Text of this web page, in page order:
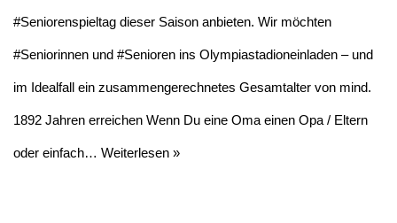
#Seniorenspieltag dieser Saison anbieten. Wir möchten
#Seniorinnen und #Senioren ins Olympiastadioneinladen – und
im Idealfall ein zusammengerechnetes Gesamtalter von mind.
1892 Jahren erreichen Wenn Du eine Oma einen Opa / Eltern
oder einfach… Weiterlesen »